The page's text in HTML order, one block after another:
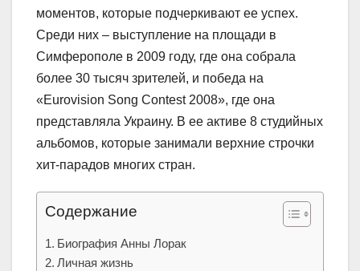
моментов, которые подчеркивают ее успех.
Среди них – выступление на площади в
Симферополе в 2009 году, где она собрала
более 30 тысяч зрителей, и победа на
«Eurovision Song Contest 2008», где она
представляла Украину. В ее активе 8 студийных
альбомов, которые занимали верхние строчки
хит-парадов многих стран.
Содержание
Биография Анны Лорак
Личная жизнь